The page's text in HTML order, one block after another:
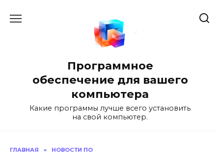
Программное
обеспечение для вашего
компьютера
Какие программы лучше всего установить
на свой компьютер.
ГЛАВНАЯ » НОВОСТИ ПО